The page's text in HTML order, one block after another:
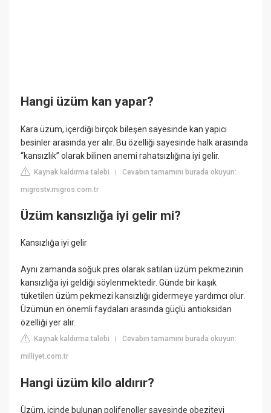
Hangi üzüm kan yapar?
Kara üzüm, içerdiği birçok bileşen sayesinde kan yapıcı
besinler arasında yer alır. Bu özelliği sayesinde halk arasında
“kansızlık” olarak bilinen anemi rahatsızlığına iyi gelir.
Kaynak kaldırma talebi |Cevabın tamamını burada okuyun:
migrostv.migros.com.tr
Üzüm kansızlığa iyi gelir mi?
Kansızlığa iyi gelir
Aynı zamanda soğuk pres olarak satılan üzüm pekmezinin
kansızlığa iyi geldiği söylenmektedir. Günde bir kaşık
tüketilen üzüm pekmezi kansızlığı gidermeye yardımcı olur.
Üzümün en önemli faydaları arasında güçlü antioksidan
özelliği yer alır.
Kaynak kaldırma talebi |Cevabın tamamını burada okuyun:
milliyet.com.tr
Hangi üzüm kilo aldırır?
Üzüm, içinde bulunan polifenoller sayesinde obeziteyi